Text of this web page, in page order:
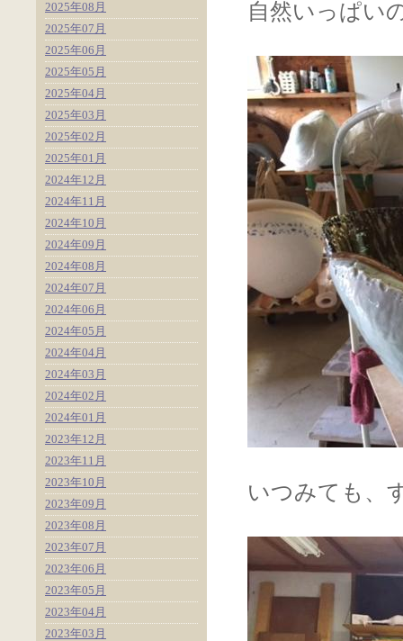
自然いっぱい
いつみても、
2025年08月
2025年07月
2025年06月
2025年05月
2025年04月
2025年03月
2025年02月
2025年01月
2024年12月
2024年11月
2024年10月
2024年09月
2024年08月
2024年07月
2024年06月
2024年05月
2024年04月
2024年03月
2024年02月
2024年01月
2023年12月
2023年11月
2023年10月
2023年09月
2023年08月
2023年07月
2023年06月
2023年05月
2023年04月
2023年03月